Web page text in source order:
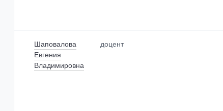
Шаповалова
Евгения
Владимировна
доцент